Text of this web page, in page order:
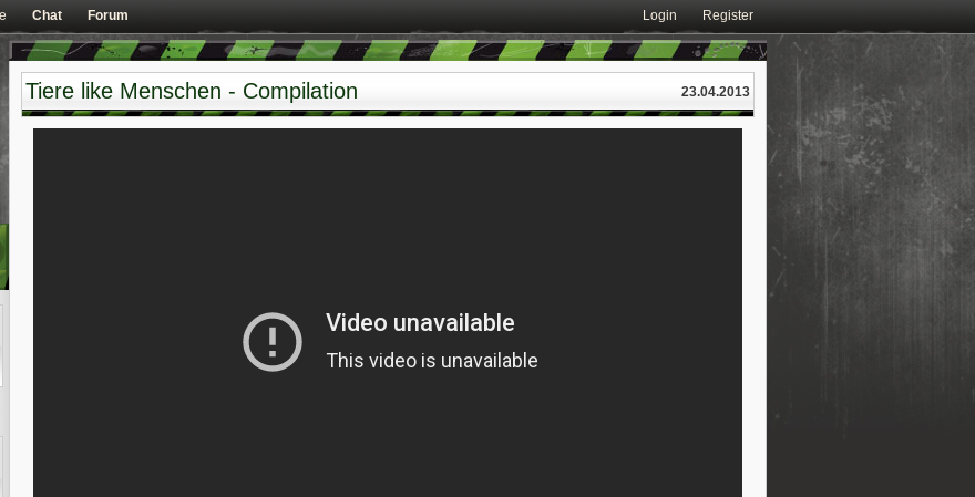
Chat Forum Login Register
23.04.2013
Tiere like Menschen - Compilation